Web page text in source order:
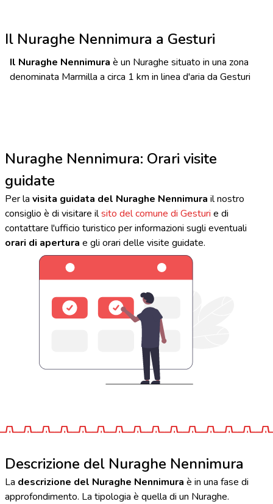
Il Nuraghe Nennimura a Gesturi
Il Nuraghe Nennimura è un Nuraghe situato in una zona
denominata Marmilla a circa 1 km in linea d'aria da Gesturi
Nuraghe Nennimura: Orari visite
guidate
Per la visita guidata del Nuraghe Nennimura il nostro
consiglio è di visitare ilsito del comune di Gesturi e di
contattare l'ufficio turistico per informazioni sugli eventuali
orari di apertura e gli orari delle visite guidate.
Descrizione del Nuraghe Nennimura
La descrizione del Nuraghe Nennimura è in una fase di
approfondimento. La tipologia è quella di un Nuraghe.